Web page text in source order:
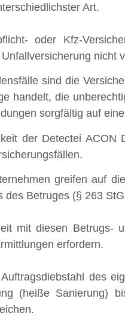
Art.
oder Kfz-
nicht
sind die
handelt, die
sorgfältig auf
der Detectei
greifen auf
des Betruges (§ 263
mit diesen Betrugs-
erfordern.
des
(heiße Sanierung)